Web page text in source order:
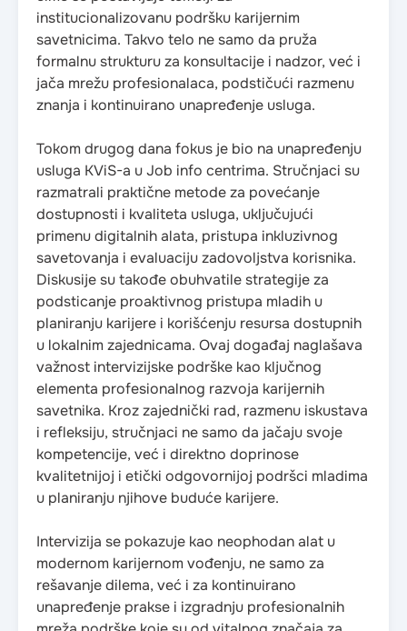
institucionalizovanu podršku karijernim
savetnicima. Takvo telo ne samo da pruža
formalnu strukturu za konsultacije i nadzor, već i
jača mrežu profesionalaca, podstičući razmenu
znanja i kontinuirano unapređenje usluga.
Tokom drugog dana fokus je bio na unapređenju
usluga KViS-a u Job info centrima. Stručnjaci su
razmatrali praktične metode za povećanje
dostupnosti i kvaliteta usluga, uključujući
primenu digitalnih alata, pristupa inkluzivnog
savetovanja i evaluaciju zadovoljstva korisnika.
Diskusije su takođe obuhvatile strategije za
podsticanje proaktivnog pristupa mladih u
planiranju karijere i korišćenju resursa dostupnih
u lokalnim zajednicama. Ovaj događaj naglašava
važnost intervizijske podrške kao ključnog
elementa profesionalnog razvoja karijernih
savetnika. Kroz zajednički rad, razmenu iskustava
i refleksiju, stručnjaci ne samo da jačaju svoje
kompetencije, već i direktno doprinose
kvalitetnijoj i etički odgovornijoj podršci mladima
u planiranju njihove buduće karijere.
Intervizija se pokazuje kao neophodan alat u
modernom karijernom vođenju, ne samo za
rešavanje dilema, već i za kontinuirano
unapređenje prakse i izgradnju profesionalnih